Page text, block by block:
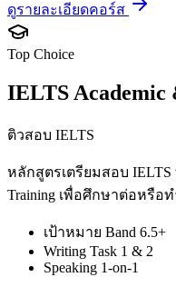
ดูรายละเอียดคอร์ส
Top Choice
IELTS Academic
ติวสอบ IELTS
หลักสูตรเตรียมสอบ IELTS
Training เพื่อศึกษาต่อหรือ
เป้าหมาย Band 6.5+
Writing Task 1 & 2
Speaking 1-on-1